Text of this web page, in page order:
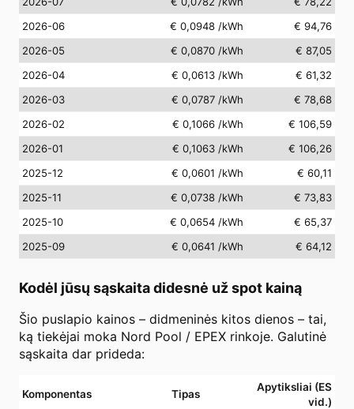
2026-06
€ 0,0948 /kWh
€ 94,76
2026-05
€ 0,0870 /kWh
€ 87,05
2026-04
€ 0,0613 /kWh
€ 61,32
2026-03
€ 0,0787 /kWh
€ 78,68
2026-02
€ 0,1066 /kWh
€ 106,59
2026-01
€ 0,1063 /kWh
€ 106,26
2025-12
€ 0,0601 /kWh
€ 60,11
2025-11
€ 0,0738 /kWh
€ 73,83
2025-10
€ 0,0654 /kWh
€ 65,37
2025-09
€ 0,0641 /kWh € 64,12
Kodėl jūsų sąskaita didesnė už spot kainą
Šio puslapio kainos – didmeninės kitos dienos – tai,
ką tiekėjai moka Nord Pool / EPEX rinkoje. Galutinė
sąskaita dar prideda:
Komponentas Tipas
Apytiksliai (ES
vid.)